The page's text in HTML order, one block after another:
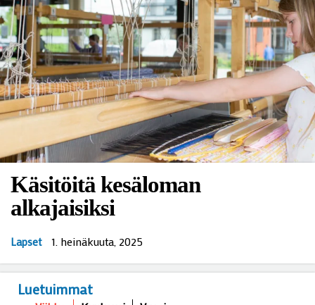
Käsitöitä kesäloman
alkajaisiksi
Lapset 1. heinäkuuta, 2025
Luetuimmat